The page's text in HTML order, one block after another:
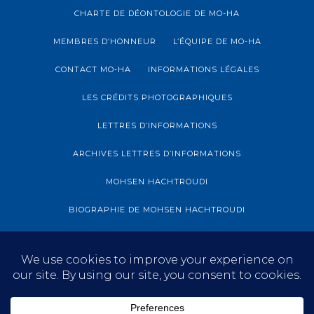
CHARTE DE DÉONTOLOGIE DE MO-HA
MEMBRES D’HONNEUR L’ÉQUIPE DE MO-HA
CONTACT MO-HA INFORMATIONS LÉGALES
LES CRÉDITS PHOTOGRAPHIQUES
LETTRES D’INFORMATIONS
ARCHIVES LETTRES D’INFORMATIONS
MOHSEN HACHTROUDI
BIOGRAPHIE DE MOHSEN HACHTROUDI
BLOG S’INFORMER EXPOSITION